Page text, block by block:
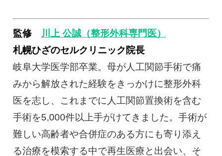
監修 川上 公誠（整形外科専門医）
札幌ひざのセルクリニック院長
岐阜大学医学部卒業。母が人工関節手術で痛
みから解放された経験をきっかけに整形外科
医を志し、これまでに人工関節置換術を含む
手術を5,000件以上手がけてきました。手術が
難しい高齢者や合併症のある方にも寄り添え
る治療を模索する中で再生医療と出会い、そ